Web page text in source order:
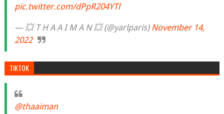
pic.twitter.com/dPpR204YTl
— 💥 T H A A I M A N 💥 (@yarlparis) November 14,
2022
TIKTOK
@thaaiman